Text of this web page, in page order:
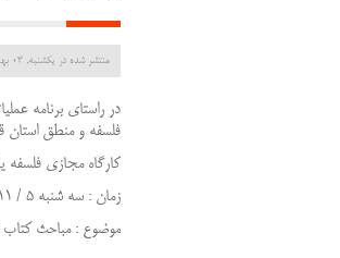
منتشر شده در یکشنبه, 03 بهمن 1400 11:10
در راستای برنامه
فلسفه و منطق استان
کارگاه مجازی فلسفه
زمان : سه شنبه 5 / 11 / 1400
موضوع : مباحث کتاب